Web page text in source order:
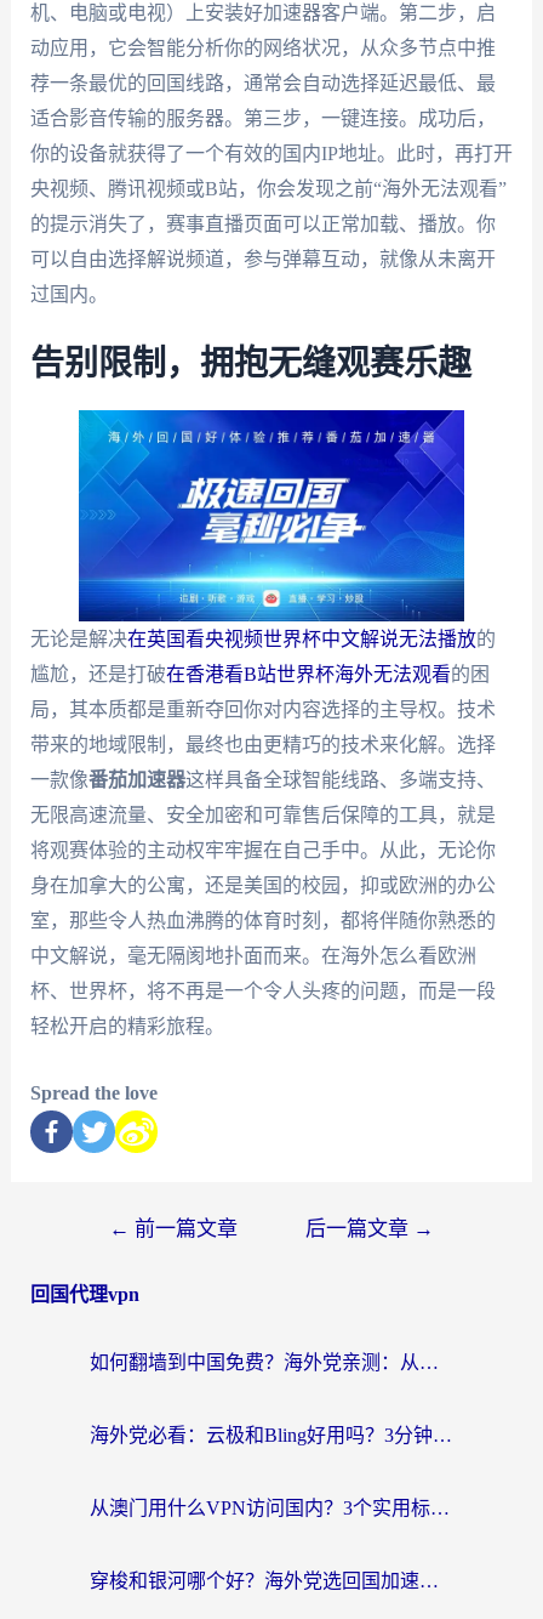
机、电脑或电视）上安装好加速器客户端。第二步，启
动应用，它会智能分析你的网络状况，从众多节点中推
荐一条最优的回国线路，通常会自动选择延迟最低、最
适合影音传输的服务器。第三步，一键连接。成功后，
你的设备就获得了一个有效的国内IP地址。此时，再打开
央视频、腾讯视频或B站，你会发现之前“海外无法观看”
的提示消失了，赛事直播页面可以正常加载、播放。你
可以自由选择解说频道，参与弹幕互动，就像从未离开
过国内。
告别限制，拥抱无缝观赛乐趣
无论是解决在英国看央视频世界杯中文解说无法播放的
尴尬，还是打破在香港看B站世界杯海外无法观看的困
局，其本质都是重新夺回你对内容选择的主导权。技术
带来的地域限制，最终也由更精巧的技术来化解。选择
一款像番茄加速器这样具备全球智能线路、多端支持、
无限高速流量、安全加密和可靠售后保障的工具，就是
将观赛体验的主动权牢牢握在自己手中。从此，无论你
身在加拿大的公寓，还是美国的校园，抑或欧洲的办公
室，那些令人热血沸腾的体育时刻，都将伴随你熟悉的
中文解说，毫无隔阂地扑面而来。在海外怎么看欧洲
杯、世界杯，将不再是一个令人头疼的问题，而是一段
轻松开启的精彩旅程。
Spread the love
← 前一篇文章 后一篇文章 →
回国代理vpn
如何翻墙到中国免费？海外党亲测：从踩坑到选对加速器的全攻略
海外党必看：云极和Bling好用吗？3分钟教你选对回国加速器
从澳门用什么VPN访问国内？3个实用标准帮你避开坑，无缝刷剧听歌
穿梭和银河哪个好？海外党选回国加速器的避坑指南，附番茄加速器实测体验